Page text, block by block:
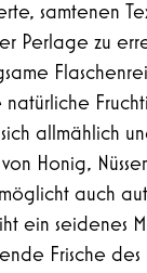
samtenen
Perlage zu
allmählich
Honig,
auch
ein seidenes
Frische des